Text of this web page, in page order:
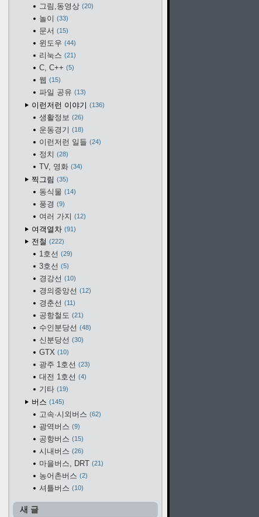
그림,동영상 20
놀이 33
문서 15
윈도우 44
리눅스 21
C, C++ 5
웹 15
파일 공유 13
이런저런 이야기 136
생활정보 26
운동경기 18
이런저런 일들 24
정치 28
TV, 영화 34
찍그림 35
동식물 14
풍경 9
여러 가지 12
여객열차 91
전철 222
1호선 29
3호선 5
경강선 10
경의중앙선 12
경춘선 11
공항철도 21
수인분당선 48
신분당선 30
GTX 10
광주 1호선 23
대전 1호선 4
기타 19
버스 145
고속·시외버스 62
광역버스 9
공항버스 15
시내버스 26
마을버스, DRT 21
농어촌버스 2
셔틀버스 10
새 글